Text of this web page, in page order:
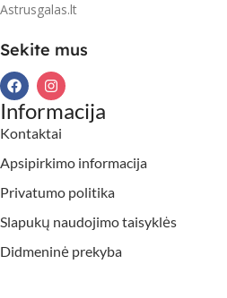
Astrusgalas.lt
Sekite mus
Informacija
Kontaktai
Apsipirkimo informacija
Privatumo politika
Slapukų naudojimo taisyklės
Didmeninė prekyba